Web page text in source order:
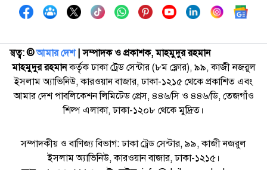
স্বত্ব: ©️আমার দেশ| সম্পাদক ও প্রকাশক, মাহমুদুর রহমান
মাহমুদুর রহমানকর্তৃক ঢাকা ট্রেড সেন্টার (৮ম ফ্লোর), ৯৯, কাজী নজরুল
ইসলাম অ্যাভিনিউ, কারওয়ান বাজার, ঢাকা-১২১৫ থেকে প্রকাশিত এবং
আমার দেশ পাবলিকেশন লিমিটেড প্রেস, ৪৪৬/সি ও ৪৪৬/ডি, তেজগাঁও
শিল্প এলাকা, ঢাকা-১২০৮ থেকে মুদ্রিত।
সম্পাদকীয় ও বাণিজ্য বিভাগ: ঢাকা ট্রেড সেন্টার, ৯৯, কাজী নজরুল
ইসলাম অ্যাভিনিউ, কারওয়ান বাজার, ঢাকা-১২১৫।